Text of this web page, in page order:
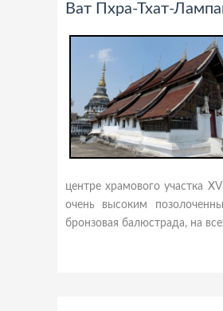
Ват Пхра-Тхат-
центре храмового участка
очень высоким
бронзовая балюстрада, на